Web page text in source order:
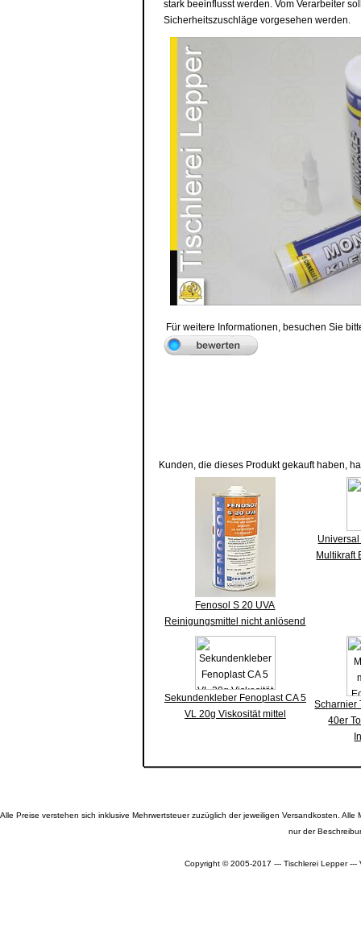
stark beeinflusst werden. Vom Verarbeiter
Sicherheitszuschläge vorgesehen werden.
Für weitere Informationen, besuchen Sie
Kunden, die dieses Produkt gekauft haben,
Fenosol S 20 UVA
Reinigungsmittel nicht anlösend
Multikraft
Sekundenkleber Fenoplast CA 5
VL 20g Viskosität mittel
Scharnier
40er
Alle Preise verstehen sich inklusive Mehrwertsteuer zuzüglich der jeweiligen Versandkosten.
nur der
Copyright © 2005-2017 --- Tischlerei Lepper